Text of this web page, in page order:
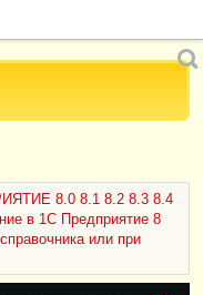
8.0 8.1 8.2 8.3 8.4
в 1С Предприятие 8
или при